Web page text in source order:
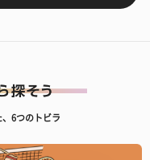
6つのトビラ